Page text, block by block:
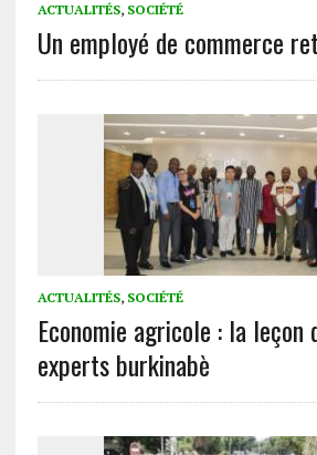
ACTUALITÉS, SOCIÉTÉ
Un employé de commerce
ACTUALITÉS, SOCIÉTÉ
Economie agricole : la leçon
experts burkinabè